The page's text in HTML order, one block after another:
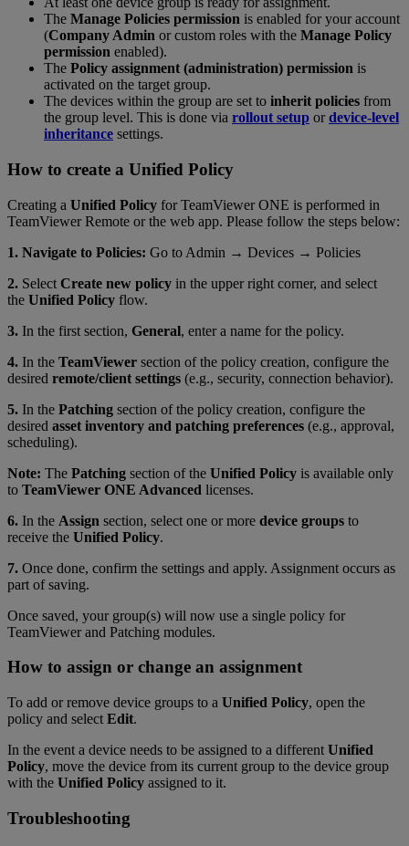
The Manage Policies permission is enabled for your account
(Company Admin or custom roles with the Manage Policy
permission enabled).
The Policy assignment (administration) permission is
activated on the target group.
The devices within the group are set to inherit policies from
the group level. This is done via rollout setup ordevice-level
inheritance settings.
How to create a Unified Policy
Creating a Unified Policy for TeamViewer ONE is performed in
TeamViewer Remote or the web app. Please follow the steps below:
1. Navigate to Policies: Go to Admin → Devices → Policies
2. Select Create new policy in the upper right corner, and select
the Unified Policy flow.
3. In the first section, General, enter a name for the policy.
4. In the TeamViewer section of the policy creation, configure the
desired remote/client settings (e.g., security, connection behavior).
5. In the Patching section of the policy creation, configure the
desired asset inventory and patching preferences (e.g., approval,
scheduling).
Note: The Patching section of the Unified Policy is available only
to TeamViewer ONE Advanced licenses.
6. In the Assign section, select one or more device groups to
receive the Unified Policy.
7. Once done, confirm the settings and apply. Assignment occurs as
part of saving.
Once saved, your group(s) will now use a single policy for
TeamViewer and Patching modules.
How to assign or change an assignment
To add or remove device groups to a Unified Policy, open the
policy and select Edit.
In the event a device needs to be assigned to a different Unified
Policy, move the device from its current group to the device group
with the Unified Policy assigned to it.
Troubleshooting